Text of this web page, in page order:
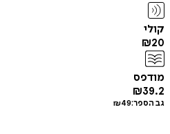
קולי
₪20
מודפס
₪39.2
גב הספר: ₪49